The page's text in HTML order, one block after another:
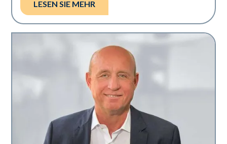
LESEN SIE MEHR